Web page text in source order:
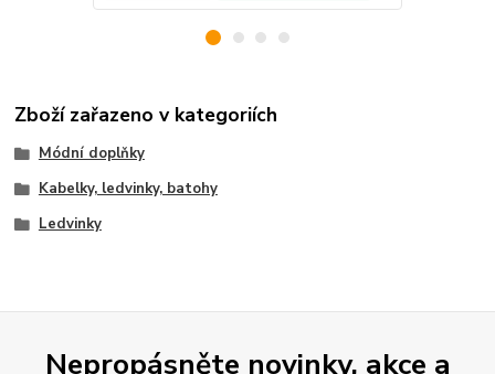
Zboží zařazeno v kategoriích
Módní doplňky
Kabelky, ledvinky, batohy
Ledvinky
Nepropásněte novinky, akce a